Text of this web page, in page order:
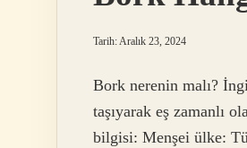
Tarih: Aralık 23, 2024
Bork nerenin malı?
taşıyarak eş zamanlı
bilgisi: Menşei ülke: